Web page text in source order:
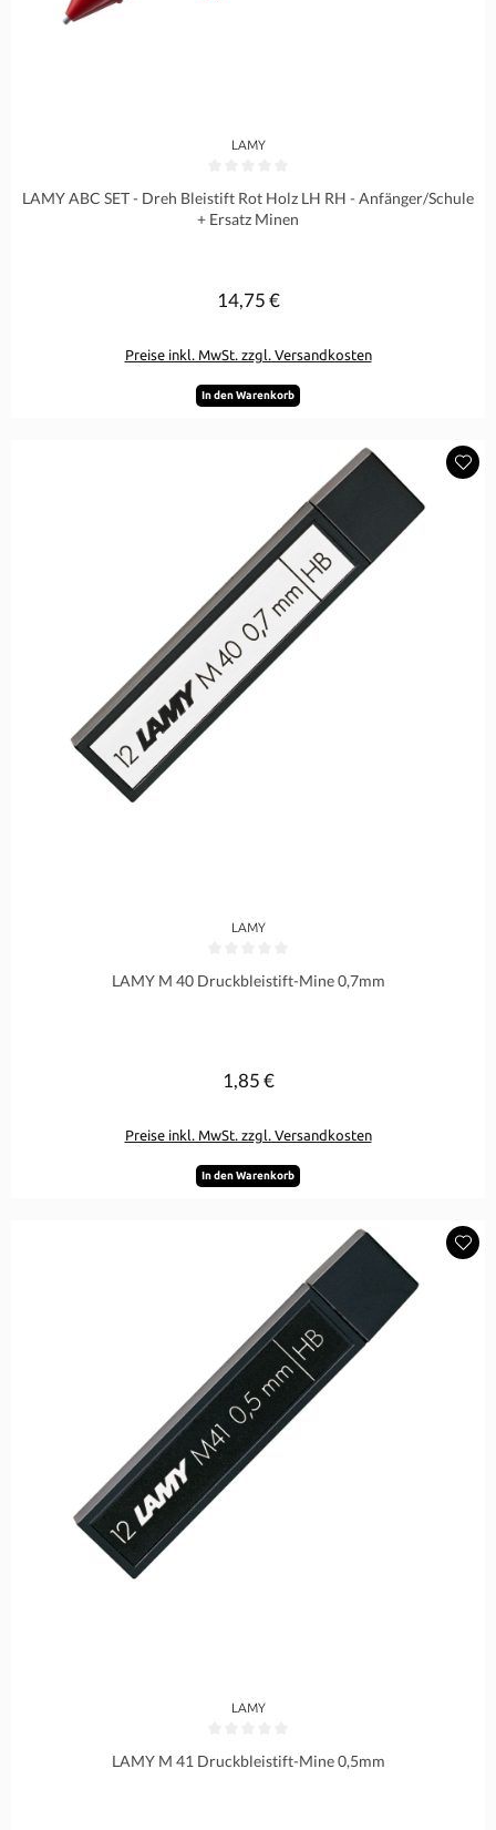
LAMY
LAMY ABC SET - Dreh Bleistift Rot Holz LH RH - Anfänger/Schule
+ Ersatz Minen
Regulärer Preis:
14,75 €
Preise inkl. MwSt. zzgl. Versandkosten
In den Warenkorb
LAMY
LAMY M 40 Druckbleistift-Mine 0,7mm
Regulärer Preis:
1,85 €
Preise inkl. MwSt. zzgl. Versandkosten
In den Warenkorb
LAMY
LAMY M 41 Druckbleistift-Mine 0,5mm